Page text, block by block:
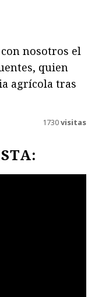
nosotros el
quien
agrícola tras
1730visitas